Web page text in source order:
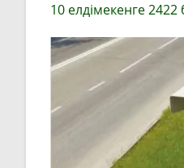
10 елдімекенге